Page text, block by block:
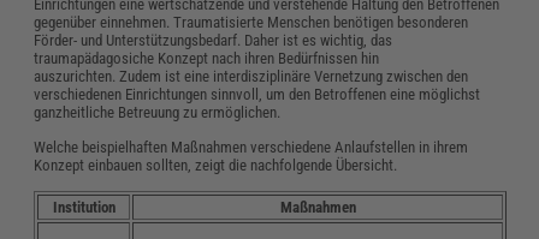
Einrichtungen eine wertschätzende und verstehende Haltung den Betroffenen
gegenüber einnehmen. Traumatisierte Menschen benötigen besonderen
Förder- und Unterstützungsbedarf. Daher ist es wichtig, das
traumapädagosiche Konzept nach ihren Bedürfnissen hin
auszurichten. Zudem ist eine interdisziplinäre Vernetzung zwischen den
verschiedenen Einrichtungen sinnvoll, um den Betroffenen eine möglichst
ganzheitliche Betreuung zu ermöglichen.
Welche beispielhaften Maßnahmen verschiedene Anlaufstellen in ihrem
Konzept einbauen sollten, zeigt die nachfolgende Übersicht.
Institution Maßnahmen